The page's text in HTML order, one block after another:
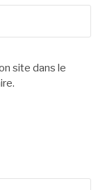
site dans le